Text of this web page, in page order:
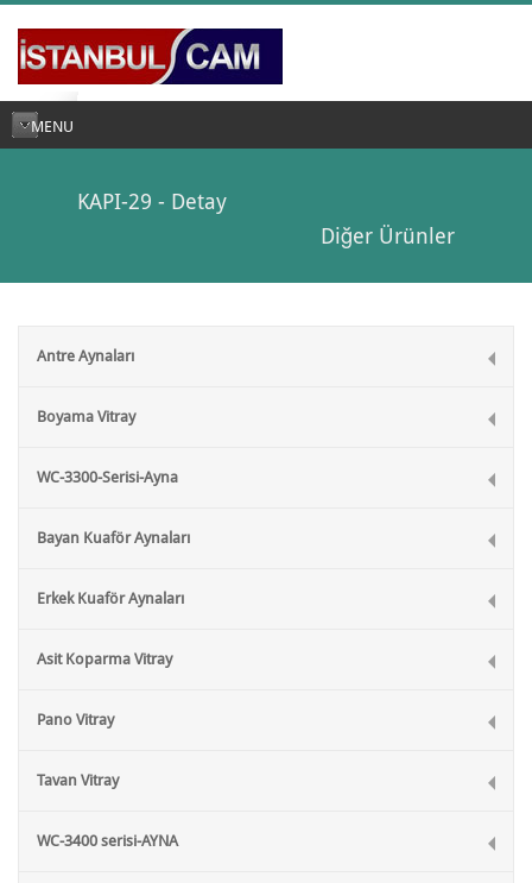
MENU
KAPI-29 - Detay
Diğer Ürünler
Antre Aynaları
Boyama Vitray
WC-3300-Serisi-Ayna
Bayan Kuaför Aynaları
Erkek Kuaför Aynaları
Asit Koparma Vitray
Pano Vitray
Tavan Vitray
WC-3400 serisi-AYNA